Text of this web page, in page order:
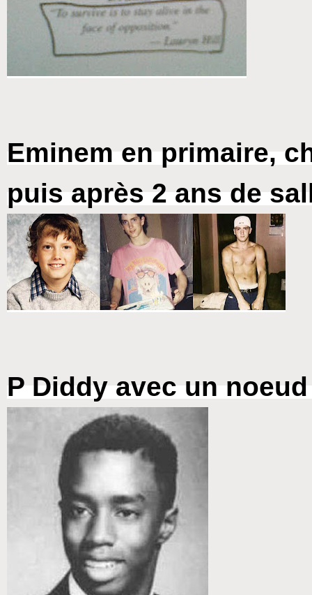
Eminem en primaire,
puis après 2 ans de
P Diddy avec un